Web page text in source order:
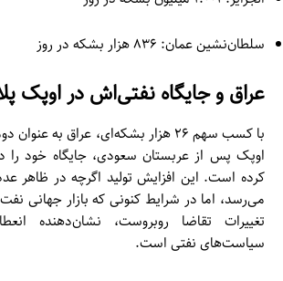
سلطان‌نشین عمان: ۸۳۶ هزار بشکه در روز
عراق و جایگاه نفتی‌اش در اوپک
با کسب سهم ۲۶ هزار بشکه‌ای، عراق به
اوپک پس از عربستان سعودی، جایگاه خود را
می‌رسد، اما در شرایط کنونی که بازار جهانی
تغییرات تقاضا روبروست، نشان‌دهنده
سیاست‌های نفتی است.